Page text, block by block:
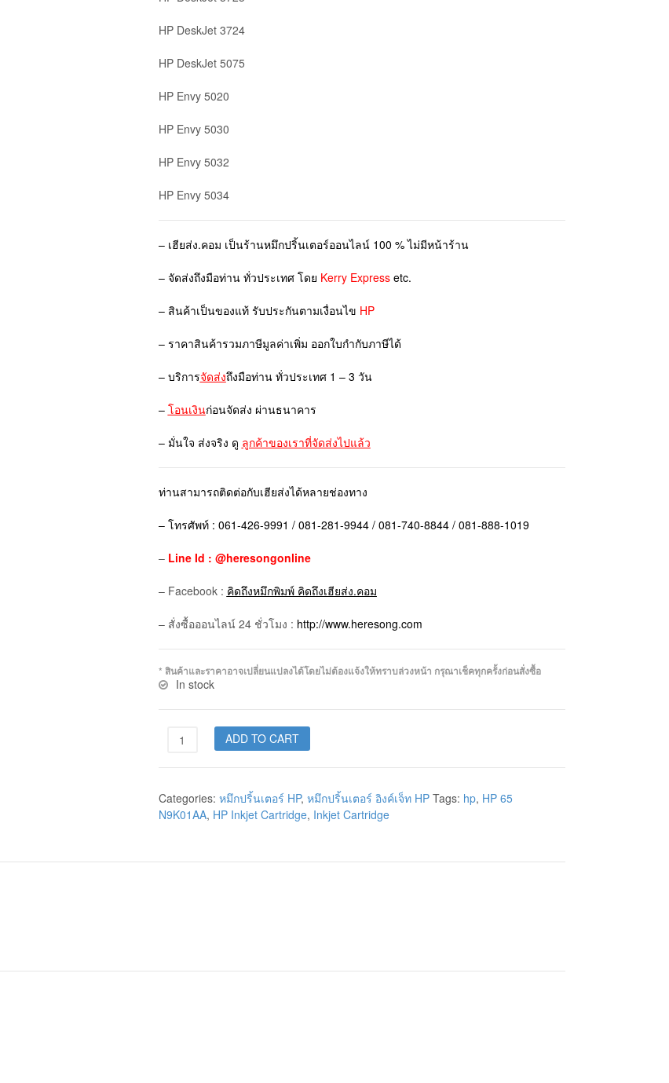
HP DeskJet 3724
HP DeskJet 5075
HP Envy 5020
HP Envy 5030
HP Envy 5032
HP Envy 5034
– เฮียส่ง.คอม เป็นร้านหมึกปริ้นเตอร์ออนไลน์ 100 % ไม่มีหน้าร้าน
– จัดส่งถึงมือท่าน ทั่วประเทศ โดย Kerry Expressetc.
– สินค้าเป็นของแท้ รับประกันตามเงื่อนไข HP
– ราคาสินค้ารวมภาษีมูลค่าเพิ่ม ออกใบกำกับภาษีได้
– บริการจัดส่งถึงมือท่าน ทั่วประเทศ 1 – 3 วัน
– โอนเงินก่อนจัดส่ง ผ่านธนาคาร
– มั่นใจ ส่งจริง ดู ลูกค้าของเราที่จัดส่งไปแล้ว
ท่านสามารถติดต่อกับเฮียส่งได้หลายช่องทาง
– โทรศัพท์ : 061-426-9991 / 081-281-9944 / 081-740-8844 / 081-888-1019
– Line Id : @heresongonline
– Facebook : คิดถึงหมึกพิมพ์ คิดถึงเฮียส่ง.คอม
– สั่งซื้อออนไลน์ 24 ชั่วโมง : http://www.heresong.com
* สินค้าและราคาอาจเปลี่ยนแปลงได้โดยไม่ต้องแจ้งให้ทราบล่วงหน้า กรุณาเช็คทุกครั้งก่อนสั่งซื้อ
In stock
ADD TO CART
Categories: หมึกปริ้นเตอร์ HP, หมึกปริ้นเตอร์ อิงค์เจ็ท HP Tags: hp, HP 65
N9K01AA, HP Inkjet Cartridge, Inkjet Cartridge